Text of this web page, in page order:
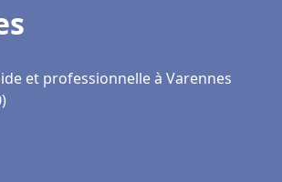
et professionnelle à Varennes